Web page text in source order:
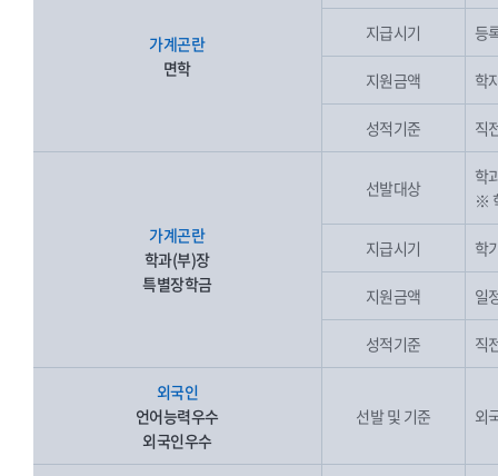
가계곤란
면학
지급시기 등
지원금액 학
성적기준 직
가계곤란
학과(부)장
특별장학금
선발대상
학
※
지급시기 학
지원금액 일
성적기준 직
외국인
언어능력우수
외국인우수
선발 및 기준 외